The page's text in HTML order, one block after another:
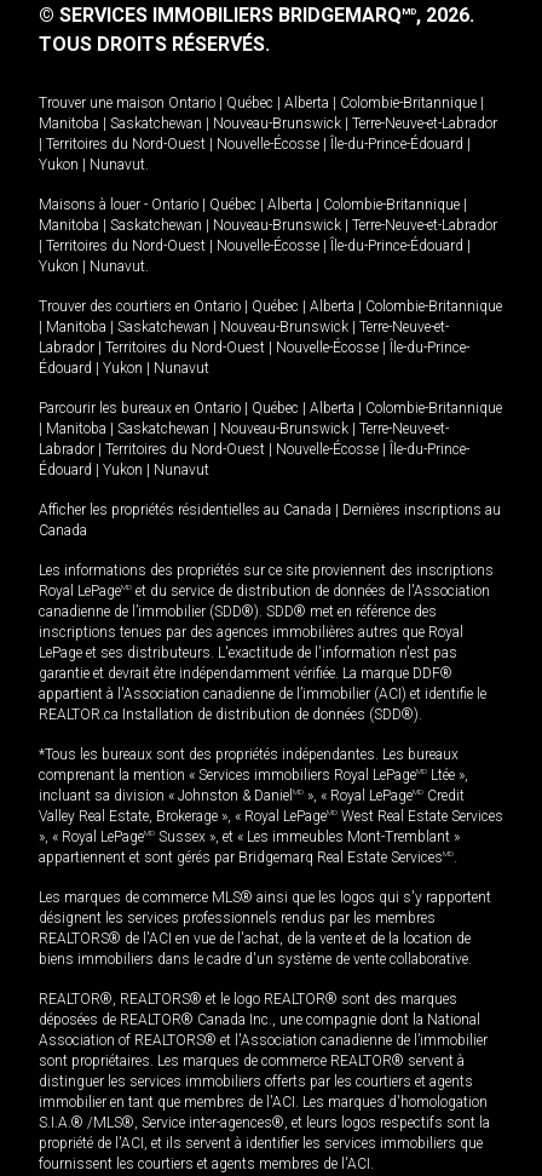
© SERVICES IMMOBILIERS BRIDGEMARQMD, 2026.
TOUS DROITS RÉSERVÉS.
Trouver une maison Ontario Québec Alberta Colombie-Britannique
Manitoba
Saskatchewan Nouveau-Brunswick
Terre-Neuve-et-Labrador
Territoires du Nord-Ouest Nouvelle-Écosse Île-du-Prince-Édouard
Yukon
Nunavut.
Maisons à louer - Ontario Québec Alberta Colombie-Britannique
Manitoba
Saskatchewan Nouveau-Brunswick
Terre-Neuve-et-Labrador
Territoires du Nord-Ouest Nouvelle-Écosse Île-du-Prince-Édouard
Yukon
Nunavut.
Trouver des courtiers en Ontario Québec Alberta
Colombie-Britannique
Manitoba Saskatchewan Nouveau-Brunswick
Terre-Neuve-et-
Labrador
Territoires du Nord-Ouest Nouvelle-Écosse
Île-du-Prince-
Édouard
Yukon Nunavut
Parcourir les bureaux en Ontario Québec Alberta
Colombie-Britannique
Manitoba Saskatchewan Nouveau-Brunswick
Terre-Neuve-et-
Labrador
Territoires du Nord-Ouest Nouvelle-Écosse
Île-du-Prince-
Édouard
Yukon Nunavut
Afficher les propriétés résidentielles au Canada
Dernières inscriptions au
Canada
Les informations des propriétés sur ce site proviennent des inscriptions
Royal LePageMD et du service de distribution de données de l'Association
canadienne de l’immobilier (SDD®). SDD® met en référence des
inscriptions tenues par des agences immobilières autres que Royal
LePage et ses distributeurs. L'exactitude de l'information n'est pas
garantie et devrait être indépendamment vérifiée. La marque DDF®
appartient à l'Association canadienne de l’immobilier (ACI) et identifie le
REALTOR.ca Installation de distribution de données (SDD®).
*Tous les bureaux sont des propriétés indépendantes. Les bureaux
comprenant la mention « Services immobiliers Royal LePageMD Ltée »,
incluant sa division « Johnston & Daniel MD », « Royal LePageMD Credit
Valley Real Estate, Brokerage », « Royal LePageMD West Real Estate Services
», « Royal LePageMD Sussex », et « Les immeubles Mont-Tremblant »
appartiennent et sont gérés par Bridgemarq Real Estate ServicesMD.
Les marques de commerce MLS® ainsi que les logos qui s'y rapportent
désignent les services professionnels rendus par les membres
REALTORS® de l'ACI en vue de l'achat, de la vente et de la location de
biens immobiliers dans le cadre d'un système de vente collaborative.
REALTOR®, REALTORS® et le logo REALTOR® sont des marques
déposées de REALTOR® Canada Inc., une compagnie dont la National
Association of REALTORS® et l'Association canadienne de l’immobilier
sont propriétaires. Les marques de commerce REALTOR® servent à
distinguer les services immobiliers offerts par les courtiers et agents
immobilier en tant que membres de l'ACI. Les marques d'homologation
S.I.A.® /MLS®, Service inter-agences®, et leurs logos respectifs sont la
propriété de l'ACI, et ils servent à identifier les services immobiliers que
fournissent les courtiers et agents membres de l'ACI.